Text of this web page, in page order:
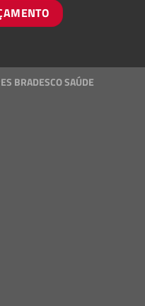
BRADESCO SAÚDE